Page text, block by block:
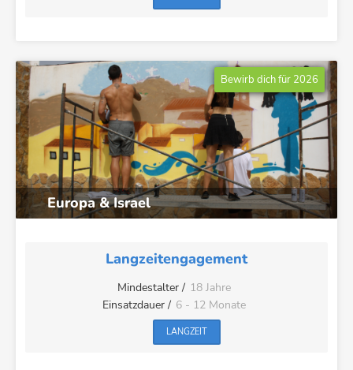
Europa & Israel
Bewirb dich für 2026
Langzeitengagement
Mindestalter / 18 Jahre
Einsatzdauer / 6 - 12 Monate
LANGZEIT